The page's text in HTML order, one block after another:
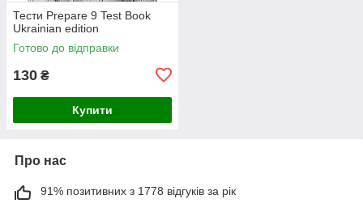
Тести Prepare 9 Test Book
Ukrainian edition
Готово до відправки
130 ₴
Купити
Про нас
91% позитивних з 1778 відгуків за рік